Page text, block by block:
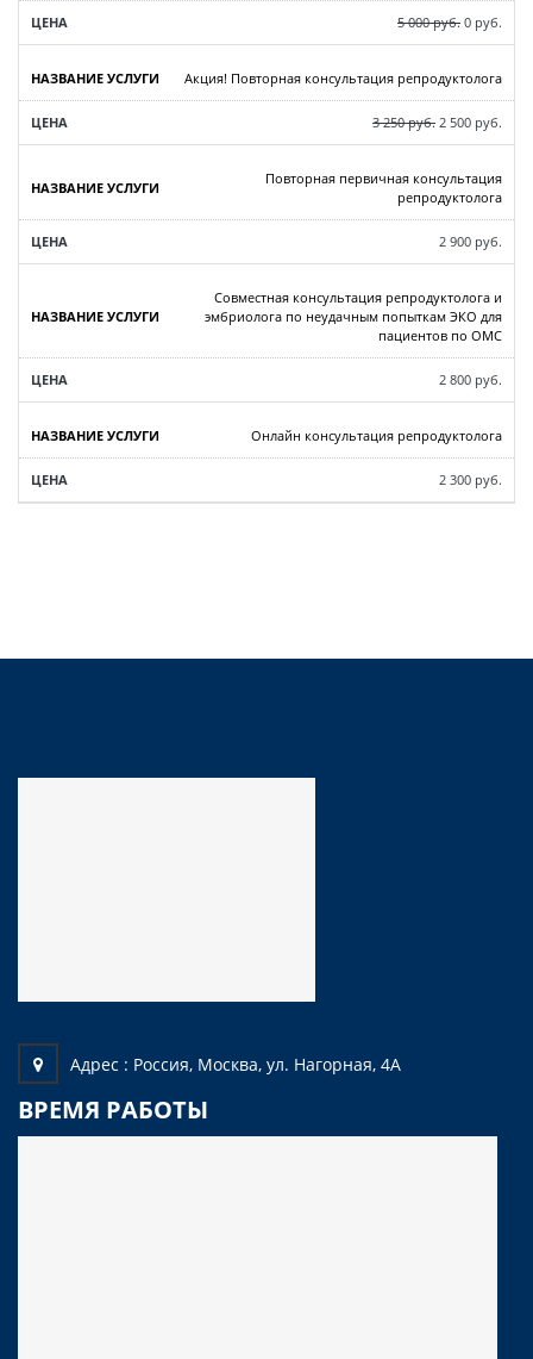
5 000 руб. 0 руб.
Акция! Повторная консультация репродуктолога
3 250 руб. 2 500 руб.
Повторная первичная консультация
репродуктолога
2 900 руб.
Совместная консультация репродуктолога и
эмбриолога по неудачным попыткам ЭКО для
пациентов по ОМС
2 800 руб.
Онлайн консультация репродуктолога
2 300 руб.
Адрес : Россия, Москва, ул. Нагорная, 4А
ВРЕМЯ РАБОТЫ